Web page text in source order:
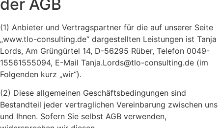
der AGB
(1) Anbieter und Vertragspartner für die auf unserer Seite
„www.tlo-consulting.de“ dargestellten Leistungen ist Tanja
Lords, Am Grüngürtel 14, D-56295 Rüber, Telefon 0049-
15561555094, E-Mail Tanja.Lords@tlo-consulting.de (im
Folgenden kurz „wir“).
(2) Diese allgemeinen Geschäftsbedingungen sind
Bestandteil jeder vertraglichen Vereinbarung zwischen uns
und Ihnen. Sofern Sie selbst AGB verwenden,